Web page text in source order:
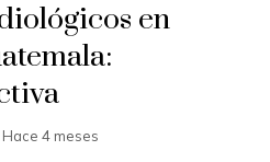
en
Hace 4 meses